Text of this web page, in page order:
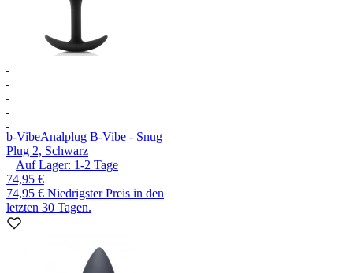
b-VibeAnalplug B-Vibe - Snug
Plug 2, Schwarz
Auf Lager: 1-2 Tage
74,95 €
74,95 € Niedrigster Preis in den
letzten 30 Tagen.